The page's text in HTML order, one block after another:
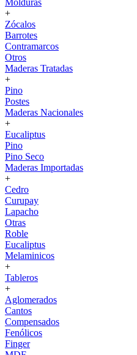
Molduras
+
Zócalos
Barrotes
Contramarcos
Otros
Maderas Tratadas
+
Pino
Postes
Maderas Nacionales
+
Eucaliptus
Pino
Pino Seco
Maderas Importadas
+
Cedro
Curupay
Lapacho
Otras
Roble
Eucaliptus
Melaminicos
+
Tableros
+
Aglomerados
Cantos
Compensados
Fenólicos
Finger